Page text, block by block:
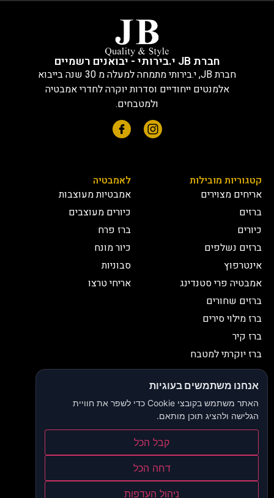
חברת JB י.בירותי - יבואנים רשמיים
חברת JB, י.בירותי מתמחה למעלה מ 30 שנה בייבוא
אלמנטים ייחודיים וסדרות יוקרה לחדרי אמבטיה
ולמטבחים.
קטגוריות מובילות
אריחים מצוירים
ברזים
כיורים
ברזים נשלפים
אינטרפוץ
אמבטיה פרי סטנדינג
ברזים שחורים
ברז מילוי סירים
ברז קיר
ברז יוקרתי למטבח
לאמבטיה
אמבטיות מעוצבות
כיורים מעוצבים
ברז פרח
כיור מונח
סבוניות
אריחי טרצו
יצירת קשר
03-9335335
052-2653038
sbeiruty@gmail.com
אולם תצוגה:דרך האורנים 23, רינתיה
תקנון ותנאי שימוש
אנחנו משתמשים בעוגיות
האתר משתמש בקובצי Cookie כדי לשפר את חוויית
הגלישה ולהציג תוכן מותאם.
קבל הכל
דחה הכל
ניהול העדפות